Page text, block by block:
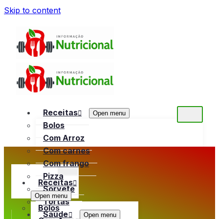
Skip to content
Receitas Open menu
Bolos
Com Arroz
Com carnes
Com frango
Pizza
Sorvete
Tortas
Saúde
Open menu
Receitas
Open menu
Bolos